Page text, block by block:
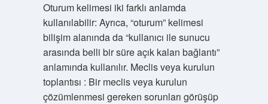
Oturum kelimesi iki farklı anlamda
kullanılabilir: Ayrıca, “oturum” kelimesi
bilişim alanında da “kullanıcı ile sunucu
arasında belli bir süre açık kalan bağlantı”
anlamında kullanılır. Meclis veya kurulun
toplantısı : Bir meclis veya kurulun
çözümlenmesi gereken sorunları görüşüp